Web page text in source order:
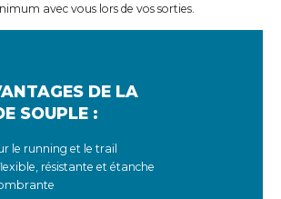
avec vous lors de vos sorties.
DE LA
SOUPLE :
le running et le trail
résistante et étanche